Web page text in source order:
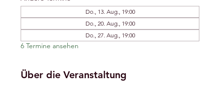
Do., 13. Aug., 19:00
Do., 20. Aug., 19:00
Do., 27. Aug., 19:00
6 Termine ansehen
Über die Veranstaltung